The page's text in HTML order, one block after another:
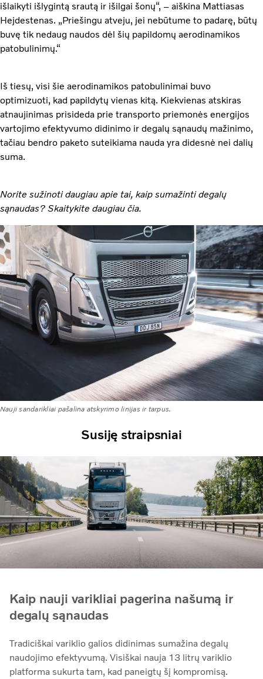
išlaikyti išlygintą srautą ir išilgai šonų“, – aiškina Mattiasas
Hejdestenas. „Priešingu atveju, jei nebūtume to padarę, būtų
buvę tik nedaug naudos dėl šių papildomų aerodinamikos
patobulinimų.“
Iš tiesų, visi šie aerodinamikos patobulinimai buvo
optimizuoti, kad papildytų vienas kitą. Kiekvienas atskiras
atnaujinimas prisideda prie transporto priemonės energijos
vartojimo efektyvumo didinimo ir degalų sąnaudų mažinimo,
tačiau bendro paketo suteikiama nauda yra didesnė nei dalių
suma.
Norite sužinoti daugiau apie tai, kaip sumažinti degalų
sąnaudas? Skaitykite daugiau čia.
Nauji sandarikliai pašalina atskyrimo linijas ir tarpus.
Susiję straipsniai
Kaip nauji varikliai pagerina našumą ir
degalų sąnaudas
Tradiciškai variklio galios didinimas sumažina degalų
naudojimo efektyvumą. Visiškai nauja 13 litrų variklio
platforma sukurta tam, kad paneigtų šį kompromisą.